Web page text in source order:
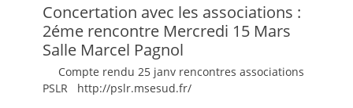
Concertation avec les associations :
2éme rencontre Mercredi 15 Mars
Salle Marcel Pagnol
Compte rendu 25 janv rencontres associations
PSLR http://pslr.msesud.fr/